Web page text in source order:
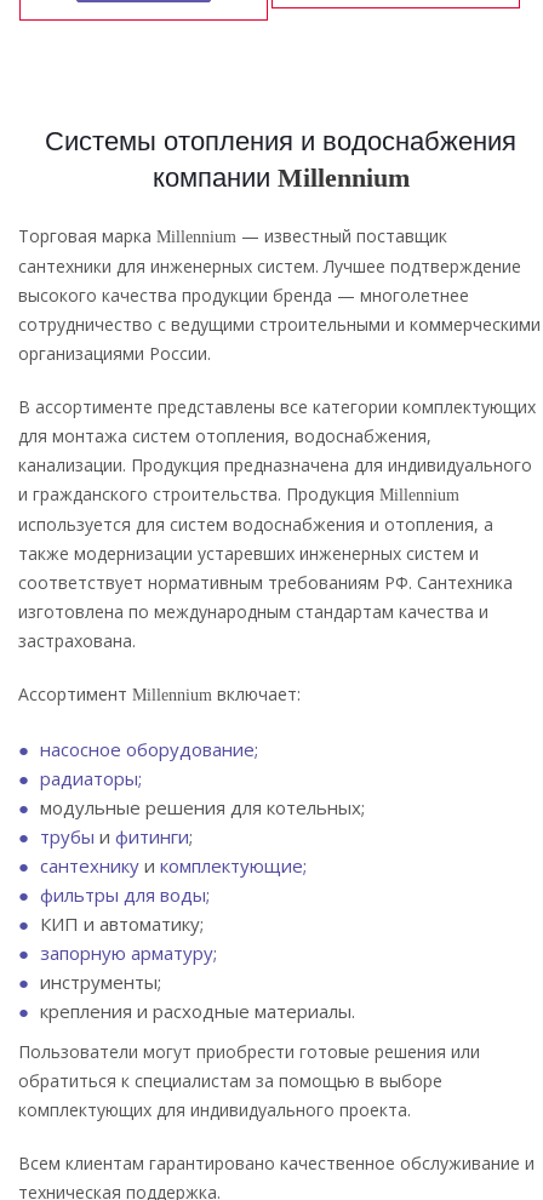
Системы отопления и водоснабжения
компании Millennium
Торговая марка Millennium — известный поставщик
сантехники для инженерных систем. Лучшее подтверждение
высокого качества продукции бренда — многолетнее
сотрудничество с ведущими строительными и коммерческими
организациями России.
В ассортименте представлены все категории комплектующих
для монтажа систем отопления, водоснабжения,
канализации. Продукция предназначена для индивидуального
и гражданского строительства. Продукция Millennium
используется для систем водоснабжения и отопления, а
также модернизации устаревших инженерных систем и
соответствует нормативным требованиям РФ. Сантехника
изготовлена по международным стандартам качества и
застрахована.
Ассортимент Millennium включает:
насосное оборудование;
радиаторы;
модульные решения для котельных;
трубы и фитинги;
сантехнику и комплектующие;
фильтры для воды;
КИП и автоматику;
запорную арматуру;
инструменты;
крепления и расходные материалы.
Пользователи могут приобрести готовые решения или
обратиться к специалистам за помощью в выборе
комплектующих для индивидуального проекта.
Всем клиентам гарантировано качественное обслуживание и
техническая поддержка.